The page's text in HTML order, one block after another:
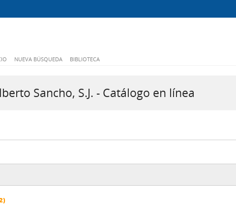
NUEVA BÚSQUEDA BIBLIOTECA
Sancho, S.J. - Catálogo en línea